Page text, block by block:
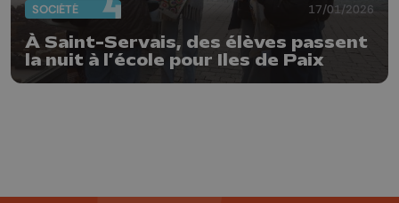
SOCIÉTÉ 17/01/2026
À Saint-Servais, des élèves passent
la nuit à l’école pour Iles de Paix